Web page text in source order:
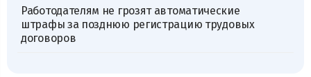
Работодателям не грозят автоматические
штрафы за позднюю регистрацию трудовых
договоров